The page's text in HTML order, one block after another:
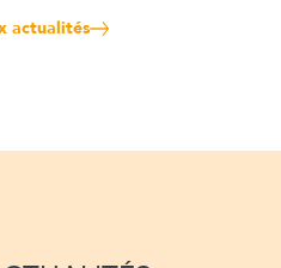
actualités